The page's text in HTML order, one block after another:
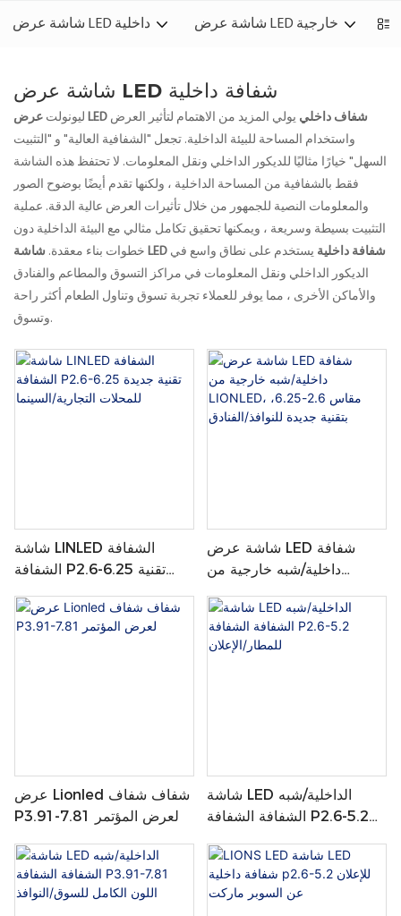
شاشة عرض LED داخلية شاشة عرض LED خارجية
شاشة عرض LED شفافة داخلية
ليونولت عرض LED شفاف داخلي يولي المزيد من الاهتمام لتأثير العرض
واستخدام المساحة للبيئة الداخلية. تجعل "الشفافية العالية" و "التثبيت
السهل" خيارًا مثاليًا للديكور الداخلي ونقل المعلومات. لا تحتفظ هذه الشاشة
فقط بالشفافية من المساحة الداخلية ، ولكنها تقدم أيضًا بوضوح الصور
والمعلومات النصية للجمهور من خلال تأثيرات العرض عالية الدقة. عملية
التثبيت بسيطة وسريعة ، ويمكنها تحقيق تكامل مثالي مع البيئة الداخلية دون
خطوات بناء معقدة.
شاشة LED شفافة داخلية يستخدم على نطاق واسع في
الديكور الداخلي ونقل المعلومات في مراكز التسوق والمطاعم والفنادق
والأماكن الأخرى ، مما يوفر للعملاء تجربة تسوق وتناول الطعام أكثر راحة
وتسوق.
شاشة LINLED الشفافة
الشفافة P2.6-6.25 تقنية
السينما
شاشة عرض LED شفافة
داخلية/شبه خارجية من
بتقنية جديدة للنوافذ/الفنادق
عرض Lionled شفاف شفاف
P3.91-7.81 لعرض المؤتمر
شاشة LED الداخلية/شبه
الشفافة الشفافة P2.6-5.2